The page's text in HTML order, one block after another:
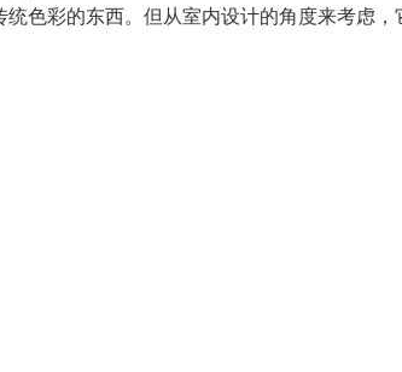
色彩的东西。但从室内设计的角度来考虑，